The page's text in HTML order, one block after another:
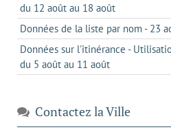
du 12 août au 18 août
Données de la liste par nom - 23
Données sur l'itinérance -
du 5 août au 11 août
Contactez la Ville